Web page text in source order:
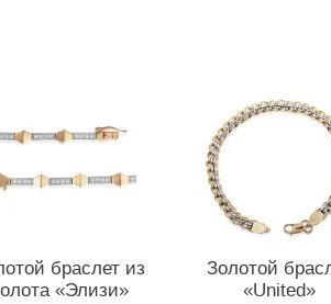
браслет из
«Элизи»
Золотой
«United»